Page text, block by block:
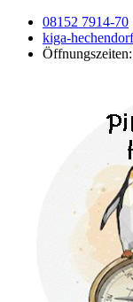
08152 7914-70
kiga-